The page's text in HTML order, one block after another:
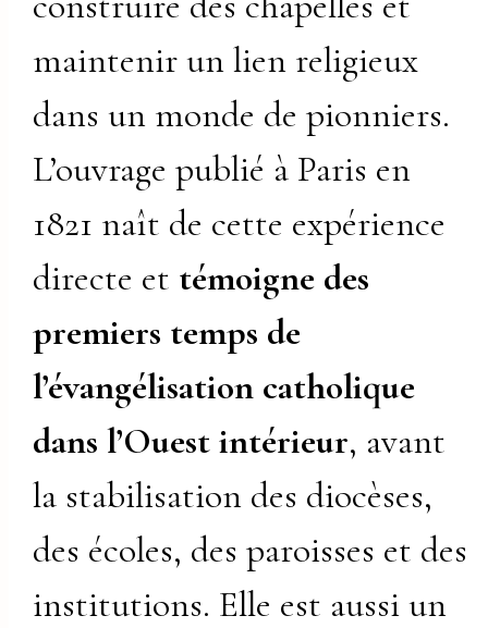
maintenir un lien religieux
dans un monde de pionniers.
L’ouvrage publié à Paris en
1821 naît de cette expérience
directe et témoigne des
premiers temps de
l’évangélisation catholique
dans l’Ouest intérieur, avant
la stabilisation des diocèses,
des écoles, des paroisses et des
institutions. Elle est aussi un